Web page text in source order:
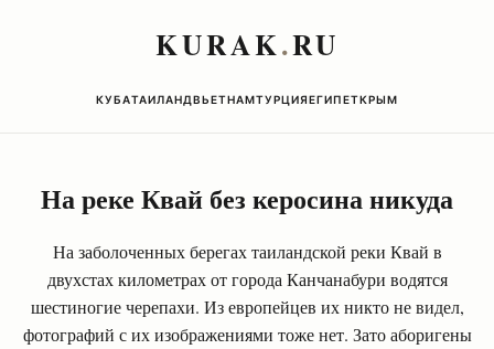
KURAK.RU
КУБАТАИЛАНДВЬЕТНАМТУРЦИЯЕГИПЕТКРЫМ
На реке Квай без керосина никуда
На заболоченных берегах таиландской реки Квай в
двухстах километрах от города Канчанабури водятся
шестиногие черепахи. Из европейцев их никто не видел,
фотографий с их изображениями тоже нет. Зато аборигены